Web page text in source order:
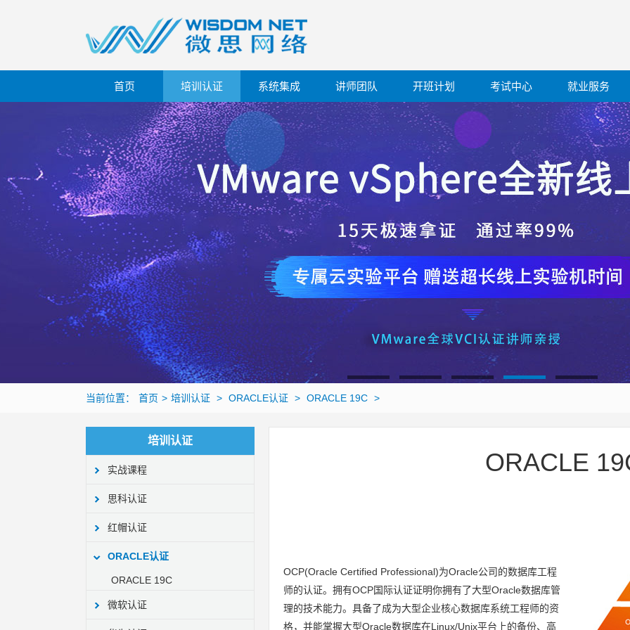
首页 培训认证 系统集成 讲师团队 开班计划 考试中心 就业服务
1 2 3 4 5
当前位置： 首页 > 培训认证 > ORACLE认证 > ORACLE 19C >
培训认证
实战课程
思科认证
红帽认证
ORACLE认证
ORACLE 19C
微软认证
ORACLE
OCP(Oracle Certified Professional)为Oracle公司的数据库工程
师的认证。拥有OCP国际认证证明你拥有了大型Oracle数据库管
理的技术能力。具备了成为大型企业核心数据库系统工程师的资
格，并能掌握大型Oracle数据库在Linux/Unix平台上的备份、高